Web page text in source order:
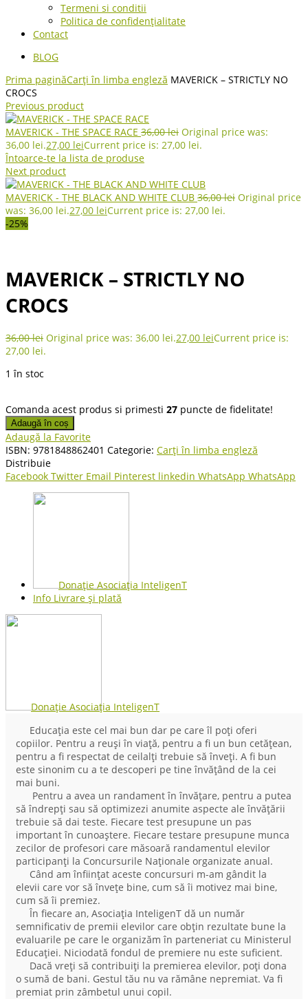
Termeni si conditii
Politica de confidențialitate
Contact
BLOG
Prima paginăCarți în limba engleză MAVERICK – STRICTLY NO
CROCS
Previous product
MAVERICK - THE SPACE RACE 36,00lei Original price was:
36,00 lei.27,00 leiCurrent price is: 27,00 lei.
Întoarce-te la lista de produse
Next product
MAVERICK - THE BLACK AND WHITE CLUB 36,00lei Original price
was: 36,00 lei.27,00 leiCurrent price is: 27,00 lei.
-25%
MAVERICK – STRICTLY NO
CROCS
36,00lei Original price was: 36,00 lei.27,00 leiCurrent price is:
27,00 lei.
1 în stoc
Comanda acest produs si primesti 27 puncte de fidelitate!
Adaugă în coș
Adaugă la Favorite
ISBN: 9781848862401 Categorie: Carți în limba engleză
Distribuie
Facebook Twitter Email Pinterest linkedin WhatsApp WhatsApp
Donație Asociația InteligenT
Info Livrare și plată
Donație Asociația InteligenT
Educația este cel mai bun dar pe care îl poți oferi
copiilor. Pentru a reuși în viață, pentru a fi un bun cetățean,
pentru a fi respectat de ceilalți trebuie să înveți. A fi bun
este sinonim cu a te descoperi pe tine învățând de la cei
mai buni.
Pentru a avea un randament în învățare, pentru a putea
să îndrepți sau să optimizezi anumite aspecte ale învățării
trebuie să dai teste. Fiecare test presupune un pas
important în cunoaștere. Fiecare testare presupune munca
zecilor de profesori care măsoară randamentul elevilor
participanți la Concursurile Naționale organizate anual.
Când am înființat aceste concursuri m-am gândit la
elevii care vor să învețe bine, cum să îi motivez mai bine,
cum să îi premiez.
În fiecare an, Asociația InteligenT dă un număr
semnificativ de premii elevilor care obțin rezultate bune la
evaluarile pe care le organizăm în parteneriat cu Ministerul
Educației. Niciodată fondul de premiere nu este suficient.
Dacă vreți să contribuiți la premierea elevilor, poți dona
o sumă de bani. Gestul tău nu va rămâne nepremiat. Va fi
premiat prin zâmbetul unui copil.